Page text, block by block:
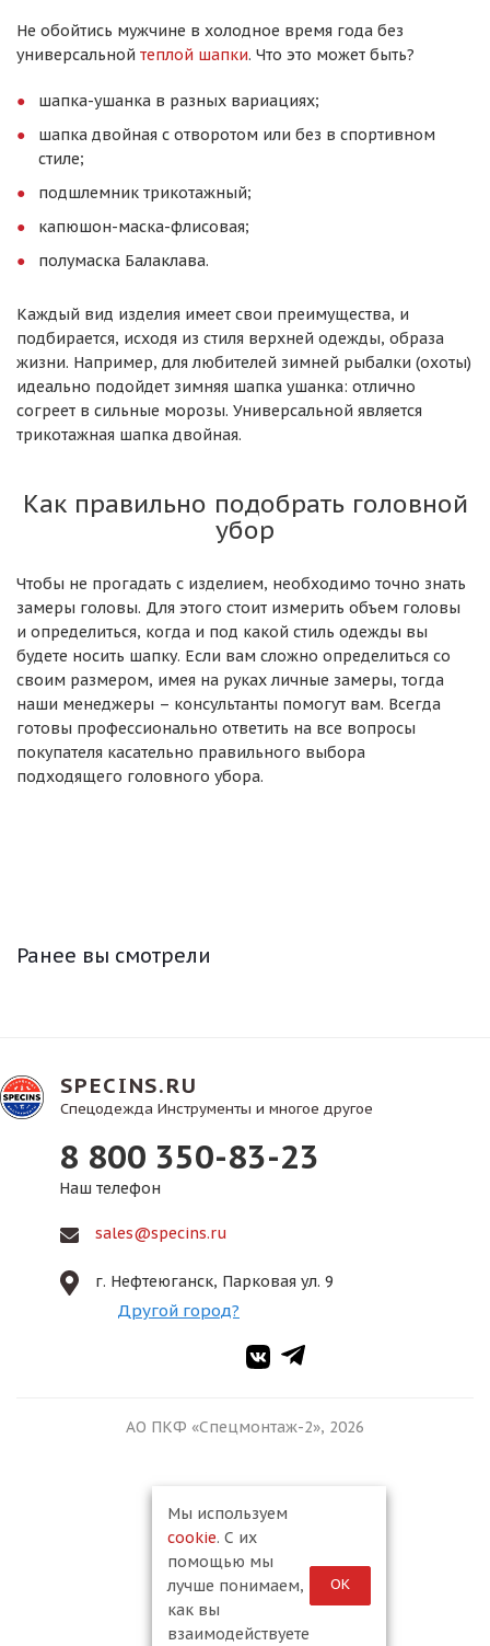
Не обойтись мужчине в холодное время года без
универсальной теплой шапки. Что это может быть?
шапка-ушанка в разных вариациях;
шапка двойная с отворотом или без в спортивном
стиле;
подшлемник трикотажный;
капюшон-маска-флисовая;
полумаска Балаклава.
Каждый вид изделия имеет свои преимущества, и
подбирается, исходя из стиля верхней одежды, образа
жизни. Например, для любителей зимней рыбалки (охоты)
идеально подойдет зимняя шапка ушанка: отлично
согреет в сильные морозы. Универсальной является
трикотажная шапка двойная.
Как правильно подобрать головной
убор
Чтобы не прогадать с изделием, необходимо точно знать
замеры головы. Для этого стоит измерить объем головы
и определиться, когда и под какой стиль одежды вы
будете носить шапку. Если вам сложно определиться со
своим размером, имея на руках личные замеры, тогда
наши менеджеры – консультанты помогут вам. Всегда
готовы профессионально ответить на все вопросы
покупателя касательно правильного выбора
подходящего головного убора.
Ранее вы смотрели
SPECINS.RU
Спецодежда Инструменты и многое другое
8 800 350-83-23
Наш телефон
sales@specins.ru
г. Нефтеюганск, Парковая ул. 9
Другой город?
АО ПКФ «Спецмонтаж-2», 2026
Мы используем
cookie. С их
помощью мы
лучше понимаем,
как вы
взаимодействуете
ОК